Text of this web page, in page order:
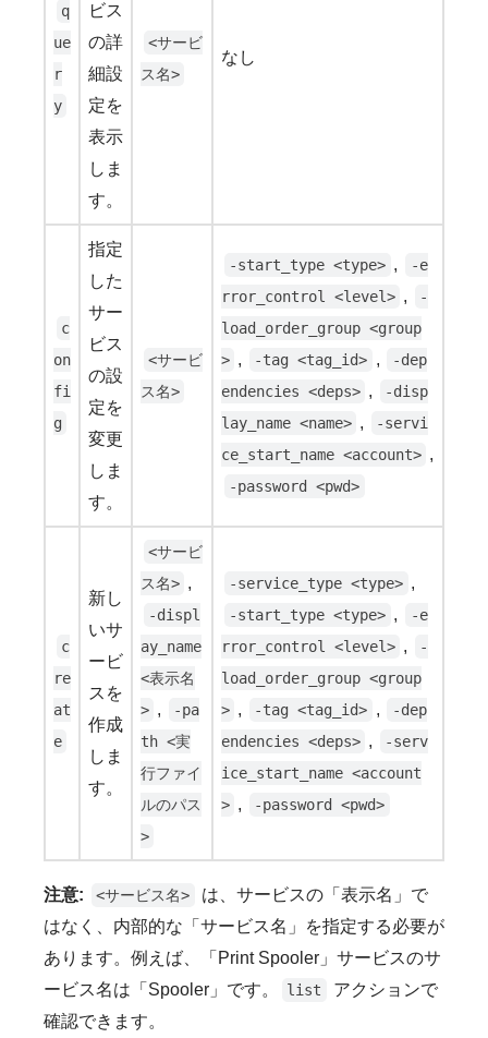
q
ue
r
y
ビス
の詳
細設
定を
表示
しま
す。
<サービ
ス名>
なし
c
on
fi
g
指定
した
サー
ビス
の設
定を
変更
しま
す。
<サービ
ス名>
-start_type <type> ,
-e
rror_control <level> ,
-
load_order_group <group
> , -tag <tag_id> ,
-dep
endencies <deps> ,
-disp
lay_name <name> ,
-servi
ce_start_name <account> ,
-password <pwd>
c
re
at
e
新し
いサ
ービ
スを
作成
しま
す。
<サービ
ス名> ,
-displ
ay_name
<表示名
> ,
-pa
th <実
行ファイ
ルのパス
>
-service_type <type> ,
-start_type <type> ,
-e
rror_control <level> ,
-
load_order_group <group
> , -tag <tag_id> ,
-dep
endencies <deps> ,
-serv
ice_start_name <account
> , -password <pwd>
注意: <サービス名>
は、サービスの「表示名」で
はなく、内部的な「サービス名」を指定する必要が
あります。例えば、「Print Spooler」サービスのサ
ービス名は「Spooler」です。
list
アクションで
確認できます。